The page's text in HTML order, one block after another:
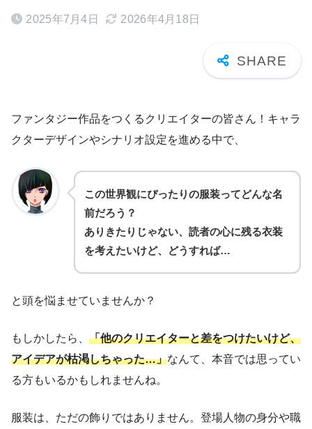
2025年7月4日 2026年4月18日
ファンタジー作品をつくるクリエイターの皆さん！キャラ
クターデザインやシナリオ設定を進める中で、
この世界観にぴったりの服装ってどんな名
前だろう？
ありきたりじゃない、読者の心に残る衣装
を考えたいけど、どうすれば…
と頭を悩ませていませんか？
もしかしたら、 「他のクリエイターと差をつけたいけど、
アイデアが枯渇しちゃった…」なんて、本音では思ってい
る方もいるかもしれませんね。
服装は、ただの飾りではありません。登場人物の身分や職